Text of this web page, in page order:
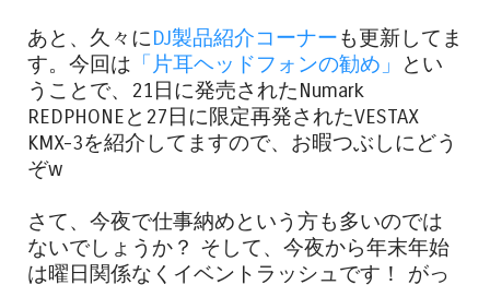
あと、久々にDJ製品紹介コーナーも更新してま
す。今回は 「片耳ヘッドフォンの勧め」
とい
うことで、21日に発売されたNumark
REDPHONEと27日に限定再発されたVESTAX
KMX-3を紹介してますので、お暇つぶしにどう
ぞw
さて、今夜で仕事納めという方も多いのでは
ないでしょうか？ そして、今夜から年末年始
は曜日関係なくイベントラッシュです！ がっ